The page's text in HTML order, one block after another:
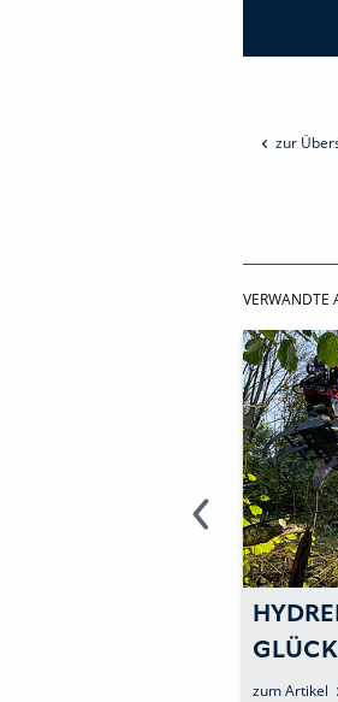
zur
VERWANDTE
zum Artikel